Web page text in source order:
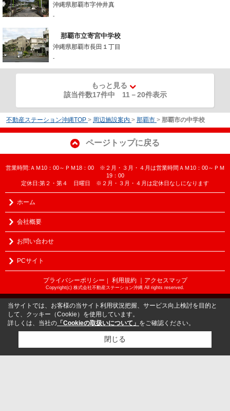
沖縄県那覇市字仲井真
-
那覇市立寄宮中学校
沖縄県那覇市長田１丁目
-
もっと見る
該当件数17件中 11 －20件表示
不動産ステーション沖縄TOP > 周辺施設案内 > 那覇市 > 那覇市の中学校
ページトップに戻る
営業時間:ＡＭ10：00～ＰＭ18：00 ※２月・３月・４月は営業時間ＡＭ10：00～ＰＭ
19：00
定休日:第２・第４ 日曜日 ※２月・３月・４月は定休日なしになります
ホーム
会社概要
お問い合わせ
PCサイト
プライバシーポリシー ｜ 利用規約 ｜アクセスマップ
Copyright(c) 株式会社不動産ステーション沖縄 All rights reserved.
当サイトでは、お客様の当サイト利用状況把握、サービス向上検討を目的と
して、クッキー（Cookie）を使用しています。
詳しくは、当社の 「Cookieの取扱いについて」 をご確認ください。
閉じる